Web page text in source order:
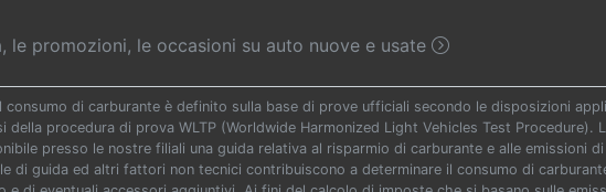
le promozioni, le occasioni su auto nuove e usate
consumo di carburante è definito sulla base di prove ufficiali secondo le disposizioni
della procedura di prova WLTP (Worldwide Harmonized Light Vehicles Test
presso le nostre filiali una guida relativa al risparmio di carburante e alle
di guida ed altri fattori non tecnici contribuiscono a determinare il consumo di